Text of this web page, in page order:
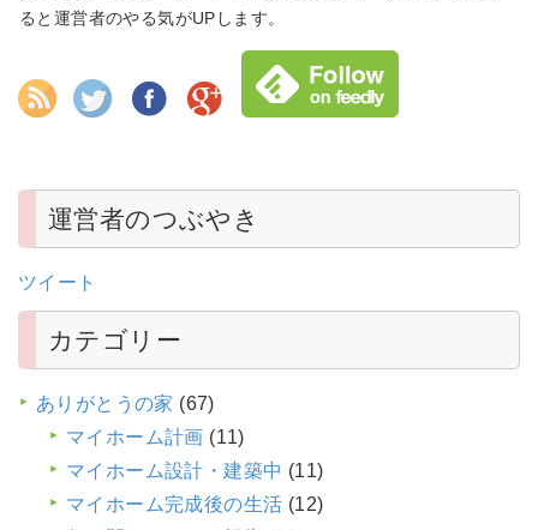
ると運営者のやる気がUPします。
運営者のつぶやき
ツイート
カテゴリー
ありがとうの家 (67)
マイホーム計画 (11)
マイホーム設計・建築中 (11)
マイホーム完成後の生活 (12)